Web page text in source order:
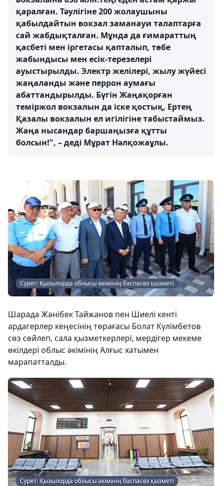
қаралған. Тәулігіне 200 жолаушыны
қабылдайтын вокзал заманауи талаптарға
сай жабдықталған. Мұнда да ғимараттың
қасбеті мен іргетасы қапталып, төбе
жабындысы мен есік-терезелері
ауыстырылды. Электр желілері, жылу жүйесі
жаңаланды және перрон аумағы
абаттандырылды. Бүгін Жаңақорған
теміржол вокзалын да іске қостық, Ертең
Қазалы вокзалын ел игілігіне табыстаймыз.
Жаңа нысандар баршаңызға құтты
болсын!", – деді Мұрат Нәлқожаұлы.
Сурет: Қызылорда облысы әкімінің баспасөз қызметі
Шарада Жәнібек Тайжанов пен Шиелі кенті
ардагерлер кеңесінің төрағасы Болат Күлімбетов
сөз сөйлеп, сала қызметкерлері, мердігер мекеме
өкілдері облыс әкімінің Алғыс хатымен
марапатталды.
Сурет: Қызылорда облысы әкімінің баспасөз қызметі